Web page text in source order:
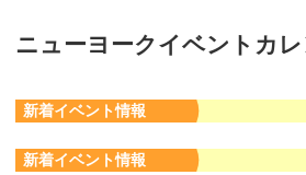
ニューヨークイベントカ
新着イベント情報
新着イベント情報